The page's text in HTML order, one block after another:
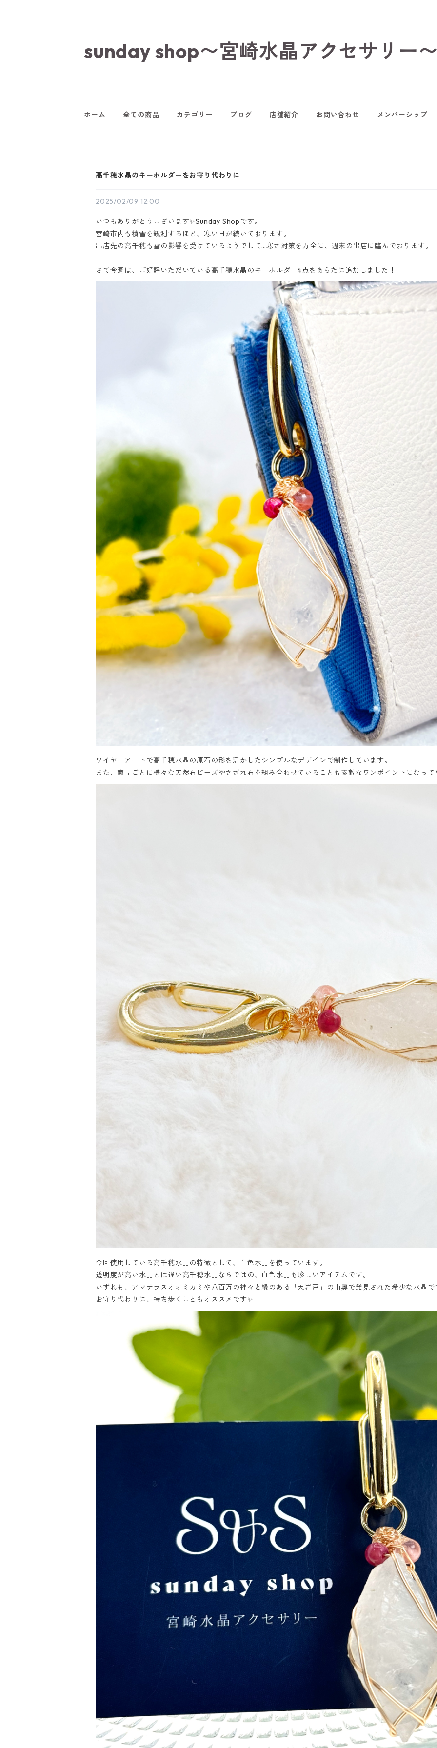
sunday shop〜宮崎水晶アクセサリー
ホーム 全ての商品 カテゴリー ブログ 店舗紹介 お問い合わせ メンバーシップ
高千穂水晶のキーホルダーをお守り代わりに
2025/02/09 12:00
いつもありがとうございます✨Sunday Shopです。
宮崎市内も積雪を観測するほど、寒い日が続いております。
出店先の高千穂も雪の影響を受けているようでして…寒さ対策を万全に、週末の出店に臨んでおります。
さて今週は、ご好評いただいている高千穂水晶のキーホルダー4点をあらたに追加しました！
ワイヤーアートで高千穂水晶の原石の形を活かしたシンプルなデザインで制作しています。
また、商品ごとに様々な天然石ビーズやさざれ石を組み合わせていることも素敵なワンポイントになって
今回使用している高千穂水晶の特徴として、白色水晶を使っています。
透明度が高い水晶とは違い高千穂水晶ならではの、白色水晶も珍しいアイテムです。
いずれも、アマテラスオオミカミや八百万の神々と縁のある「天岩戸」の山奥で発見された希少な水晶で
お守り代わりに、持ち歩くこともオススメです✨